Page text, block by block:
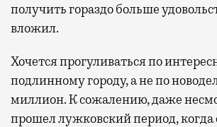
получить гораздо больше
вложил.
Хочется прогуливаться по
подлинному городу, а не по
миллион. К сожалению, даже
прошел лужковский период, когда